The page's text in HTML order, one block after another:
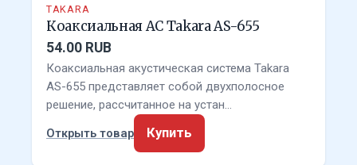
TAKARA
Коаксиальная АС Takara AS-655
54.00 RUB
Коаксиальная акустическая система Takara
AS-655 представляет собой двухполосное
решение, рассчитанное на устан…
Открыть товар
Купить